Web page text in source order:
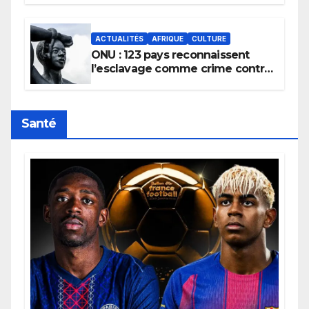
ACTUALITÉS AFRIQUE CULTURE
ONU : 123 pays reconnaissent
l’esclavage comme crime contre
Santé